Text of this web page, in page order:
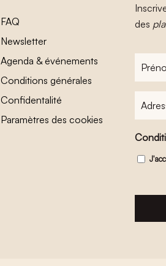
FAQ
Newsletter
Agenda & événements
Conditions générales
Confidentalité
Paramètres des cookies
des
Prénom
Adresse
mail